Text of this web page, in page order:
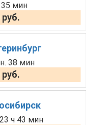
мин
38 мин
ч 43 мин